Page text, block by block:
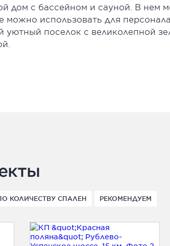
дом с бассейном и сауной. В нем
можно использовать для
уютный поселок с великолепной
КОЛИЧЕСТВУ СПАЛЕН РЕКОМЕНДУЕМ